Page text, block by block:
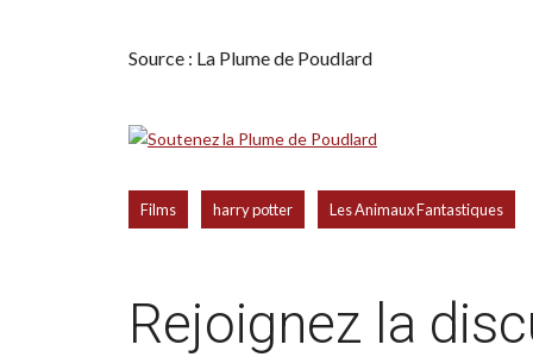
Source : La Plume de Poudlard
Films harry potter Les Animaux Fantastiques
Rejoignez la